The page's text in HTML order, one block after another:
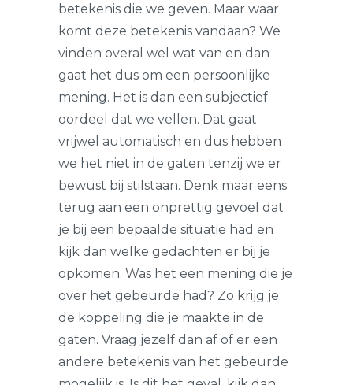
betekenis die we geven. Maar waar
komt deze betekenis vandaan? We
vinden overal wel wat van en dan
gaat het dus om een persoonlijke
mening. Het is dan een subjectief
oordeel dat we vellen. Dat gaat
vrijwel automatisch en dus hebben
we het niet in de gaten tenzij we er
bewust bij stilstaan. Denk maar eens
terug aan een onprettig gevoel dat
je bij een bepaalde situatie had en
kijk dan welke gedachten er bij je
opkomen. Was het een mening die je
over het gebeurde had? Zo krijg je
de koppeling die je maakte in de
gaten. Vraag jezelf dan af of er een
andere betekenis van het gebeurde